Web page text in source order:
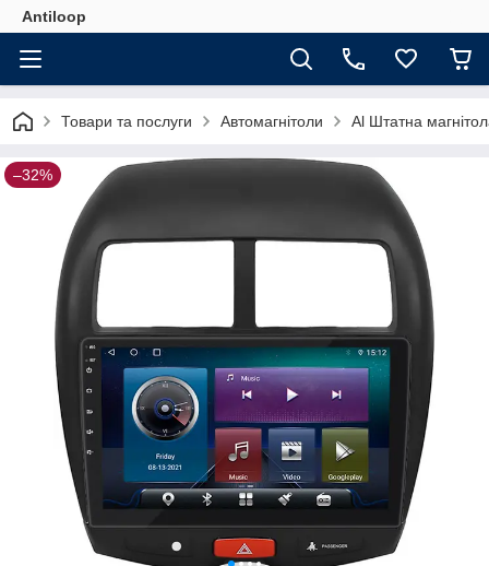
Antiloop
Товари та послуги Автомагнітоли Al Штатна
–32%